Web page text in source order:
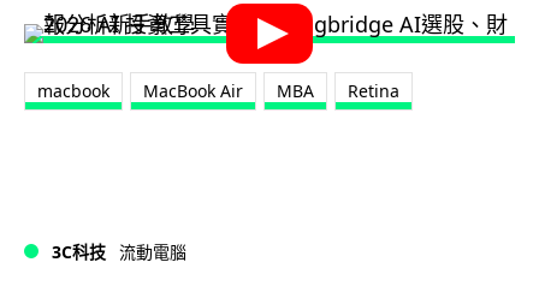
macbook MacBook Air MBA Retina
3C科技 流動電腦